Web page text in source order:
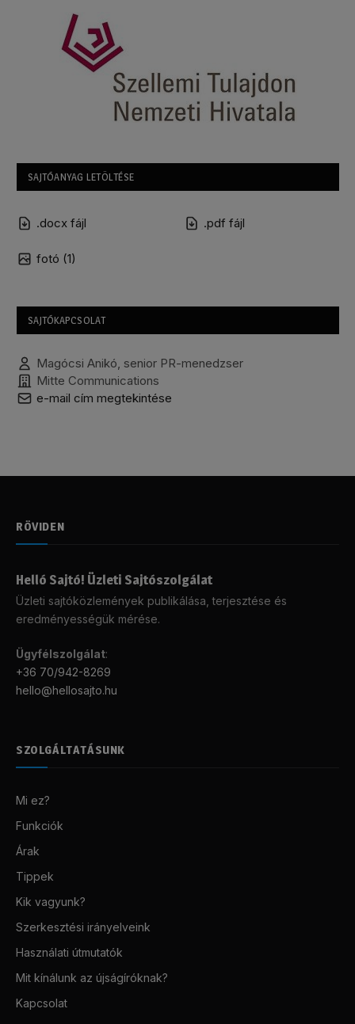
SAJTÓANYAG LETÖLTÉSE
.docx fájl .pdf fájl
fotó (1)
SAJTÓKAPCSOLAT
Magócsi Anikó, senior PR-menedzser
Mitte Communications
e-mail cím megtekintése
RÖVIDEN
Helló Sajtó! Üzleti Sajtószolgálat
Üzleti sajtóközlemények publikálása, terjesztése és
eredményességük mérése.
Ügyfélszolgálat:
+36 70/942-8269
hello@hellosajto.hu
SZOLGÁLTATÁSUNK
Mi ez?
Funkciók
Árak
Tippek
Kik vagyunk?
Szerkesztési irányelveink
Használati útmutatók
Mit kínálunk az újságíróknak?
Kapcsolat